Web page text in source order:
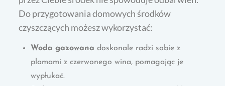
Do przygotowania domowych środków
czyszczących możesz wykorzystać:
Woda gazowana doskonale radzi sobie z
plamami z czerwonego wina, pomagając je
wypłukać.